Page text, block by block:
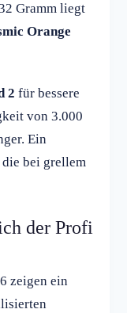
Gramm liegt
Orange
2 für bessere
von 3.000
Ein
bei grellem
der Profi
zeigen ein